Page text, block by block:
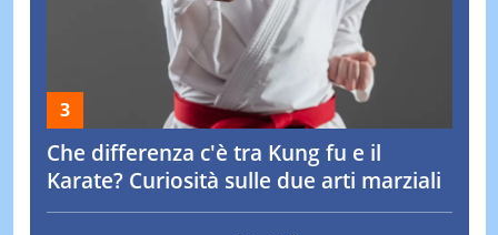
Che differenza c'è tra Kung fu e il
Karate? Curiosità sulle due arti marziali